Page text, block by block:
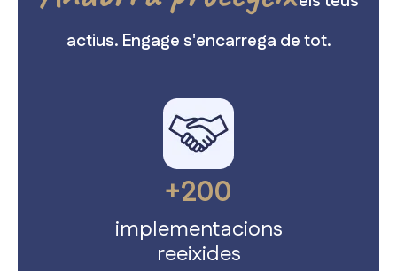
actius. Engage s'encarrega de tot.
+200
implementacions
reeixides